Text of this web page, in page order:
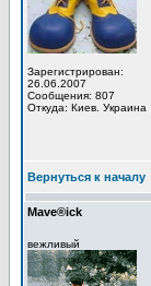
Зарегистрирован:
26.06.2007
Сообщения: 807
Откуда: Киев. Украина
Вернуться к началу
Mave®ick
вежливый